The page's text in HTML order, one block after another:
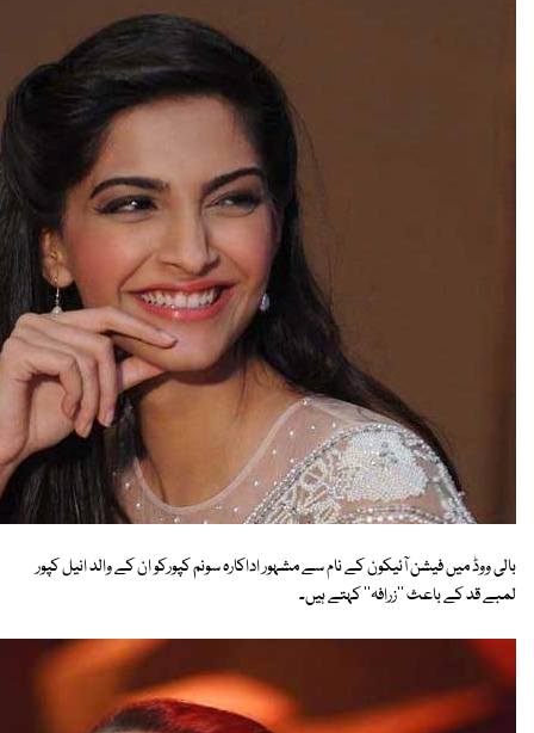
بالی ووڈ میں فیشن آئیکون کے نام سے مشہور اداکارہ سونم کپورکو ان کے والد انیل کپور
لمبے قد کے باعث ''زرافہ'' کہتے ہیں۔